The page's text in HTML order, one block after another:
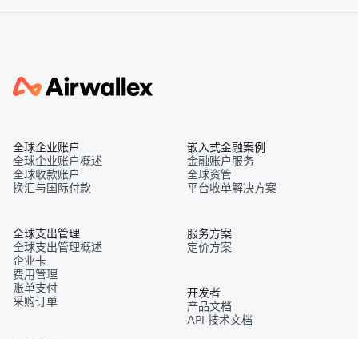
全球企业账户
全球企业账户概述
全球收款账户
换汇与国际付款
全球支出管理
全球支出管理概述
企业卡
费用管理
账单支付
采购订单
嵌入式金融案例
金融账户服务
全球资管
平台收单解决方案
服务方案
定价方案
开发者
产品文档
API 技术文档